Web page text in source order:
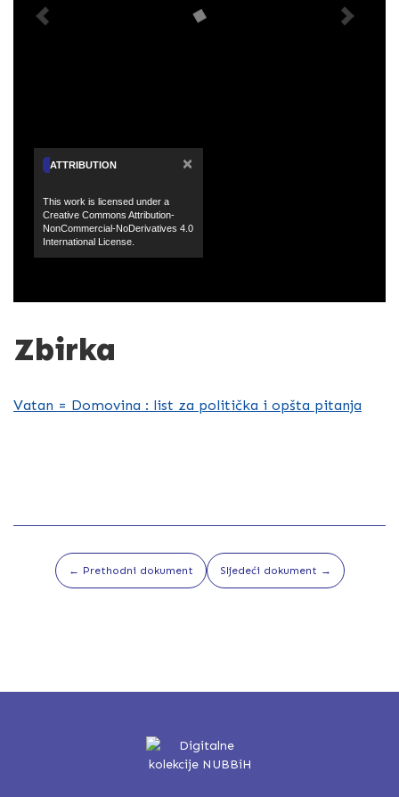
Zbirka
Vatan = Domovina : list za politička i opšta pitanja
ATTRIBUTION ×
This work is licensed under a
Creative Commons Attribution-
NonCommercial-NoDerivatives 4.0
International License.
← Prethodni dokument Sljedeći dokument →